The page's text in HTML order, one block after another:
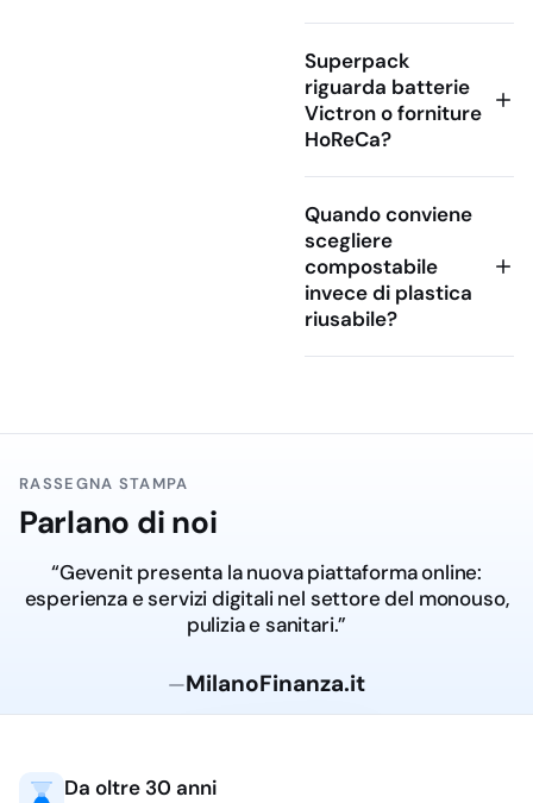
Scopri le opzioni nella
categoria
Vaschette in
Alluminio.
Rotoli di Alluminio per
Alimenti
qualità, indispensabili
lunghezze e larghezze.
Superpack
riguarda batterie
Victron o forniture
HoReCa?
Quando conviene
scegliere
compostabile
invece di plastica
riusabile?
RASSEGNA STAMPA
Parlano di noi
“Gevenit presenta la nuova piattaforma online:
esperienza e servizi digitali nel settore del monouso,
pulizia e sanitari.”
—MilanoFinanza.it
Da oltre 30 anni